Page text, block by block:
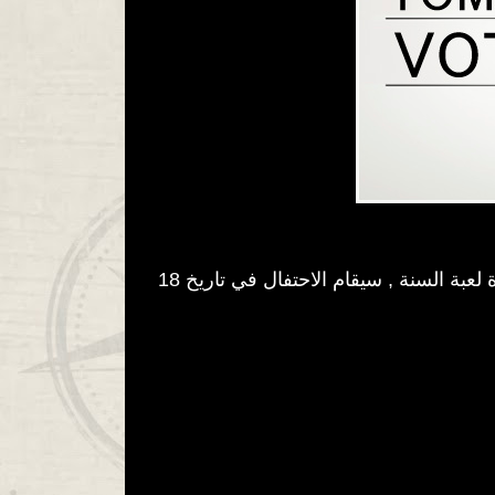
تومب رايدر مرشحة لعدد خمس جوائز من مهرجان جولدن جويستك اوردز الرابع والثلاثون بما في ذلك جائزة لعبة السنة , سيقام الاحتفال في تاريخ 18